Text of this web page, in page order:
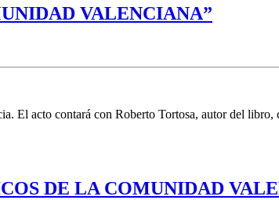
VALENCIANA”
El acto contará con Roberto Tortosa, autor del libro,
DE LA COMUNIDAD